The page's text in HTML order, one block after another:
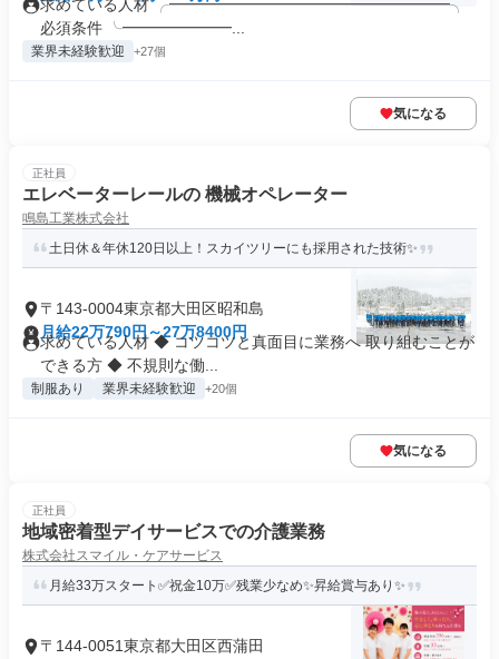
求めている人材 ╭━━━━━━━━━━━━━━━━━━╮
必須条件 ╰━━━━━━━...
業界未経験歓迎 +27個
気になる
正社員
エレベーターレールの 機械オペレーター
鳴島工業株式会社
土日休＆年休120日以上！スカイツリーにも採用された技術✨
〒143-0004東京都大田区昭和島
月給22万790円～27万8400円
求めている人材 ◆ コツコツと真面目に業務へ 取り組むことが
できる方 ◆ 不規則な働...
制服あり 業界未経験歓迎 +20個
気になる
正社員
地域密着型デイサービスでの介護業務
株式会社スマイル・ケアサービス
月給33万スタート✅祝金10万✅残業少なめ✨昇給賞与あり✨
〒144-0051東京都大田区西蒲田